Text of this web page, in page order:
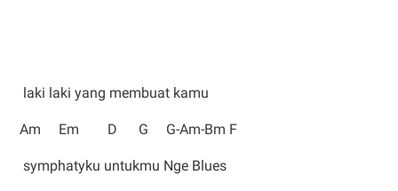
laki laki yang membuat kamu
Am Em D G G-Am-Bm F
symphatyku untukmu Nge Blues